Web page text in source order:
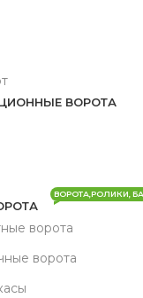
ВОРОТА
ВОРОТА,РОЛИКИ,
ворота
ворота